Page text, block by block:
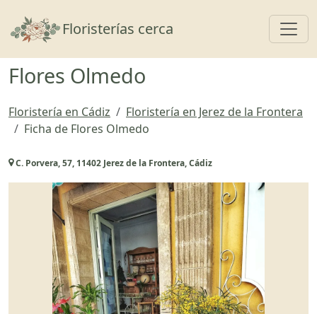
Floristerías cerca
Flores Olmedo
Floristería en Cádiz
Floristería en Jerez de la Frontera
Ficha de Flores Olmedo
C. Porvera, 57, 11402 Jerez de la Frontera, Cádiz